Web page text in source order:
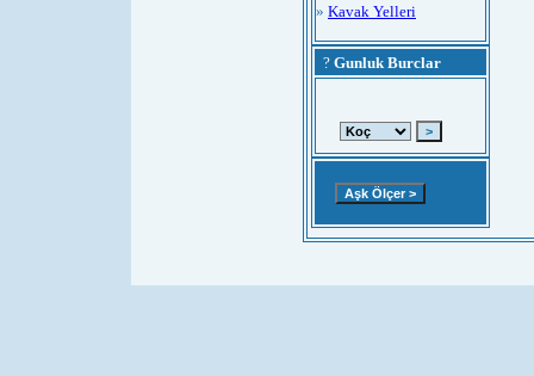
» Kavak Yelleri
? Gunluk Burclar